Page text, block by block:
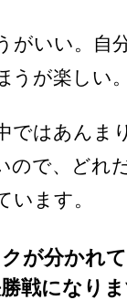
がいい。自
うが楽しい
ではあんま
ので、どれ
います。
が分かれ
戦になり